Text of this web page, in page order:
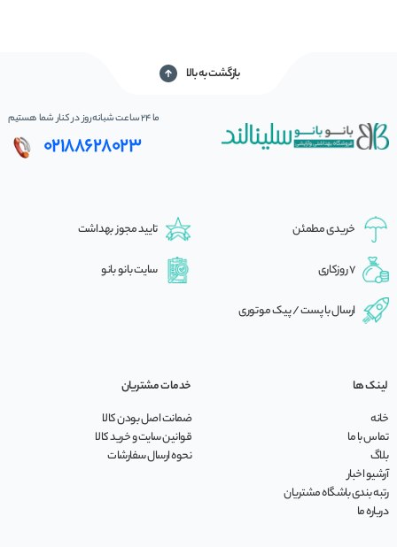
بازگشت به بالا
ما 24 ساعت شبانه‌روز در کنار شما هستیم
02188628023
خریدی مطمئن تایید مجوز بهداشت
7 روزکاری سایت بانو بانو
ارسال با پست / پیک موتوری
لینک ها
خانه
تماس با ما
بلاگ
آرشیو اخبار
رتبه بندی باشگاه مشتریان
درباره ما
خدمات مشتریان
ضمانت اصل بودن کالا
قوانین سایت و خرید کالا
نحوه ارسال سفارشات